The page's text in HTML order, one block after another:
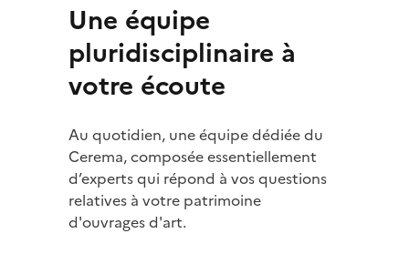
Une équipe
pluridisciplinaire à
votre écoute
Au quotidien, une équipe dédiée du
Cerema, composée essentiellement
d’experts qui répond à vos questions
relatives à votre patrimoine
d'ouvrages d'art.